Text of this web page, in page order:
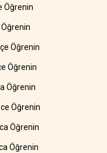
Öğrenin
Öğrenin
Öğrenin
Öğrenin
Öğrenin
Öğrenin
Öğrenin